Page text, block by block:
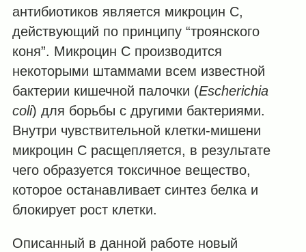
антибиотиков является микроцин С,
действующий по принципу “троянского
коня”. Mикроцин С производится
некоторыми штаммами всем известной
бактерии кишечной палочки (Escherichia
coli) для борьбы с другими бактериями.
Внутри чувствительной клетки-мишени
микроцин С расщепляется, в результате
чего образуется токсичное вещество,
которое останавливает синтез белка и
блокирует рост клетки.
Описанный в данной работе новый